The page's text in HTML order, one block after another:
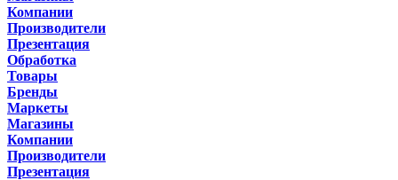
Компании
Производители
Презентация
Обработка
Товары
Бренды
Маркеты
Магазины
Компании
Производители
Презентация